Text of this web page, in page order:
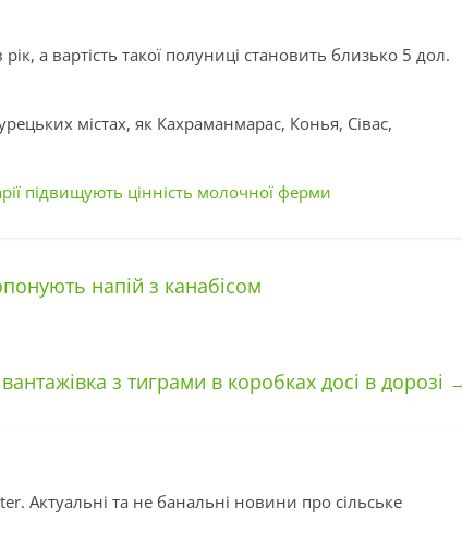
а вартість такої полуниці становить близько 5 дол.
містах, як Кахраманмарас, Конья, Сівас,
підвищують цінність молочної ферми
напій з канабісом
з тиграми в коробках досі в дорозі
Актуальні та не банальні новини про сільське